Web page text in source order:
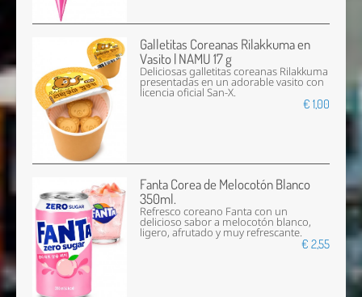
Galletitas Coreanas Rilakkuma en
Vasito | NAMU 17 g
Deliciosas galletitas coreanas Rilakkuma
presentadas en un adorable vasito con
licencia oficial San-X.
€ 1,00
Fanta Corea de Melocotón Blanco
350ml.
Refresco coreano Fanta con un
delicioso sabor a melocotón blanco,
ligero, afrutado y muy refrescante.
€ 2,55